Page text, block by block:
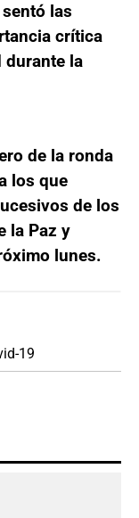
las
crítica
durante la
de la ronda
los que
de los
la Paz y
lunes.
19